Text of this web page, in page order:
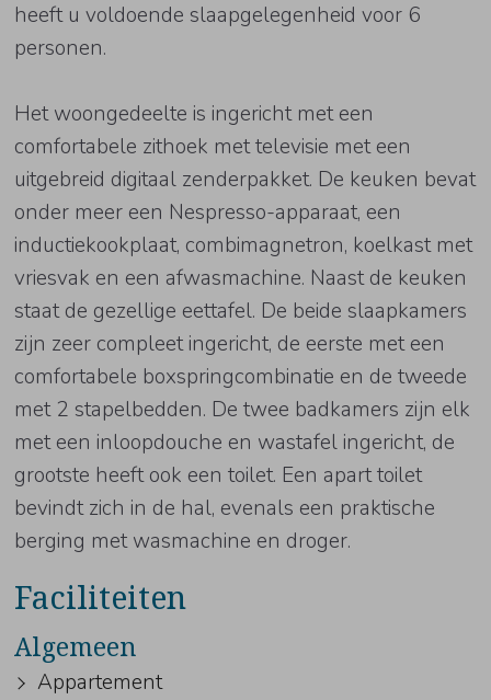
heeft u voldoende slaapgelegenheid voor 6
personen.
Het woongedeelte is ingericht met een
comfortabele zithoek met televisie met een
uitgebreid digitaal zenderpakket. De keuken bevat
onder meer een Nespresso-apparaat, een
inductiekookplaat, combimagnetron, koelkast met
vriesvak en een afwasmachine. Naast de keuken
staat de gezellige eettafel. De beide slaapkamers
zijn zeer compleet ingericht, de eerste met een
comfortabele boxspringcombinatie en de tweede
met 2 stapelbedden. De twee badkamers zijn elk
met een inloopdouche en wastafel ingericht, de
grootste heeft ook een toilet. Een apart toilet
bevindt zich in de hal, evenals een praktische
berging met wasmachine en droger.
Faciliteiten
Algemeen
Appartement